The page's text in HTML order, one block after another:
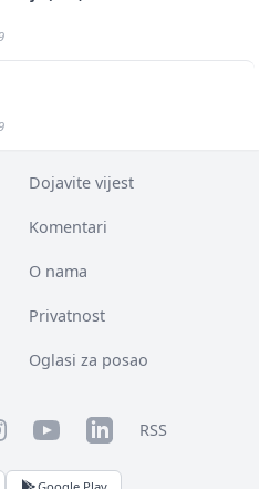
Dojavite vijest
Komentari
O nama
Privatnost
Oglasi za posao
YouTubeLinkedInRSS